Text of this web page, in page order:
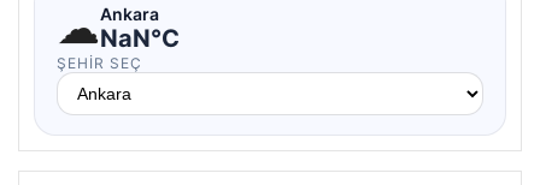
☁Ankara
NaN°C
ŞEHIR SEÇ